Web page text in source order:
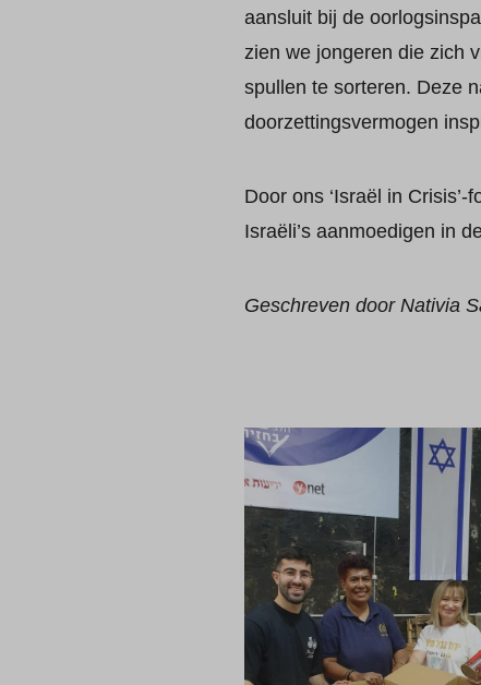
aansluit bij de
zien we jongeren die zich
spullen te sorteren. Deze
doorzettingsvermogen
Door ons ‘Israël in
Israëli’s aanmoedigen in
Geschreven door Nativia